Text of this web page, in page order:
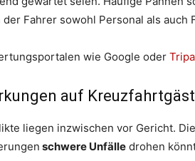
der Fahrer sowohl Personal als auch
wie Google oder
auf
liegen inzwischen vor Gericht.
schwere Unfälle drohen